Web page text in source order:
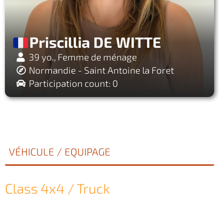
Priscillia DE WITTE
39 yo., Femme de ménage
Normandie - Saint Antoine la Foret
Participation count: 0
VÉHICULE / EQUIPAGE
Class 4x4 / Truck